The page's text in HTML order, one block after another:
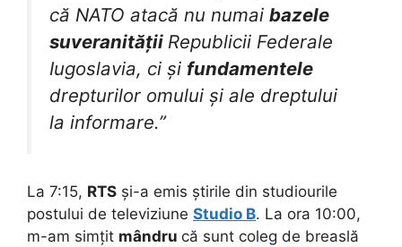
că NATO atacă nu numai bazele
suveranității Republicii Federale
Iugoslavia, ci și fundamentele
drepturilor omului și ale dreptului
la informare.”
La 7:15, RTS și-a emis știrile din studiourile
postului de televiziune Studio B. La ora 10:00,
m-am simțit mândru că sunt coleg de breaslă